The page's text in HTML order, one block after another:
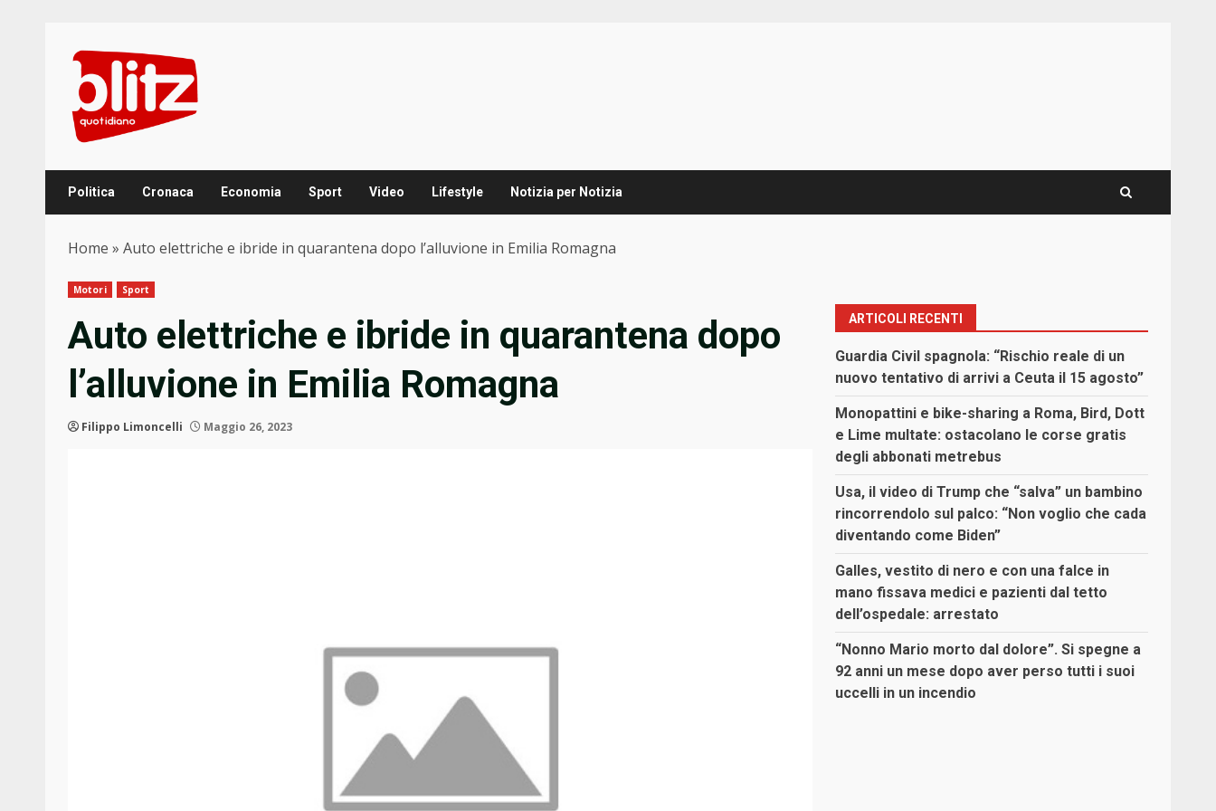
content
Politica Cronaca Economia Sport Video Lifestyle Notizia per Notizia
Home » Auto elettriche e ibride in quarantena dopo l’alluvione in Emilia Romagna
Motori Sport
Auto elettriche e ibride in quarantena dopo
l’alluvione in Emilia Romagna
Filippo Limoncelli Maggio 26, 2023
ARTICOLI RECENTI
Guardia Civil spagnola: “Rischio reale di un
nuovo tentativo di arrivi a Ceuta il 15 agosto”
Monopattini e bike-sharing a Roma, Bird, Dott
e Lime multate: ostacolano le corse gratis
degli abbonati metrebus
Usa, il video di Trump che “salva” un bambino
rincorrendolo sul palco: “Non voglio che cada
diventando come Biden”
Galles, vestito di nero e con una falce in
mano fissava medici e pazienti dal tetto
dell’ospedale: arrestato
“Nonno Mario morto dal dolore”. Si spegne a
92 anni un mese dopo aver perso tutti i suoi
uccelli in un incendio